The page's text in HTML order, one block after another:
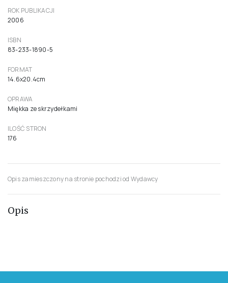
ROK PUBLIKACJI
2006
ISBN
83-233-1890-5
FORMAT
14.6x20.4cm
OPRAWA
Miękka ze skrzydełkami
ILOŚĆ STRON
176
Opis zamieszczony na stronie pochodzi od Wydawcy
Opis